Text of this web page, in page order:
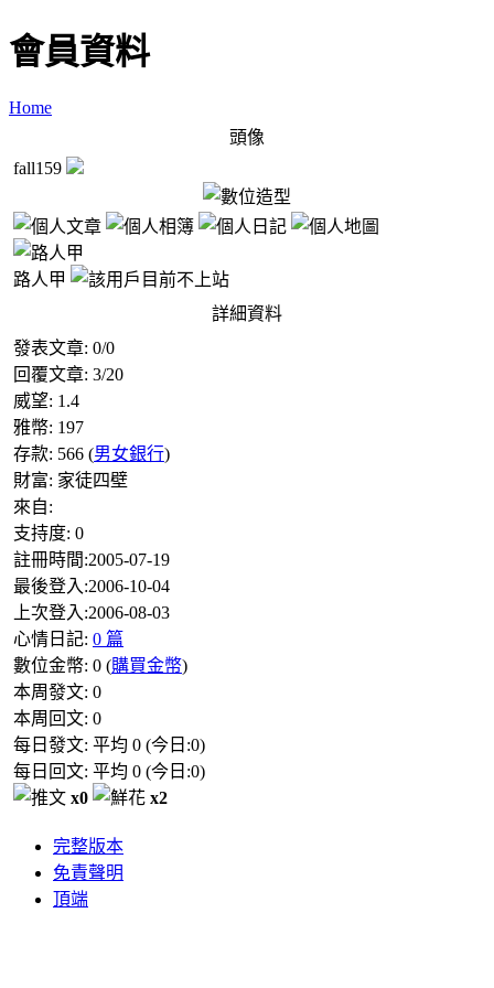
會員資料
Home
頭像
fall159
路人甲
詳細資料
發表文章: 0/0
回覆文章: 3/20
威望: 1.4
雅幣: 197
存款: 566 (男女銀行)
財富: 家徒四壁
來自:
支持度: 0
註冊時間:2005-07-19
最後登入:2006-10-04
上次登入:2006-08-03
心情日記: 0 篇
數位金幣: 0 (購買金幣)
本周發文: 0
本周回文: 0
每日發文: 平均 0 (今日:0)
每日回文: 平均 0 (今日:0)
x0
x2
完整版本
免責聲明
頂端